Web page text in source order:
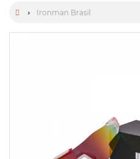
Ironman Brasil